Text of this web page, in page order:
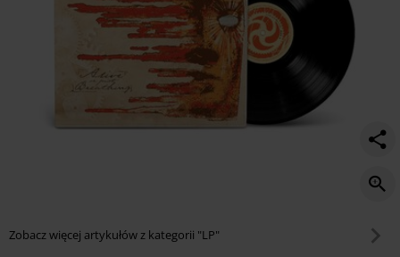
Zobacz więcej artykułów z kategorii "LP"